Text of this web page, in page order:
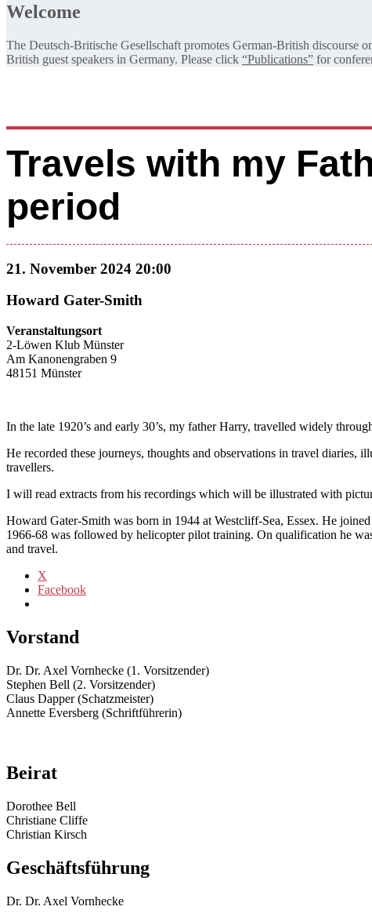
Welcome
The Deutsch-Britische Gesellschaft promotes German-British discourse
British guest speakers in Germany. Please click “Publications” for
Travels with my
period
21. November 2024 20:00
Howard Gater-Smith
Veranstaltungsort
2-Löwen Klub Münster
Am Kanonengraben 9
48151 Münster
In the late 1920’s and early 30’s, my father Harry, travelled widely
He recorded these journeys, thoughts and observations in travel diaries,
travellers.
I will read extracts from his recordings which will be illustrated with
Howard Gater-Smith was born in 1944 at Westcliff-Sea, Essex. He
1966-68 was followed by helicopter pilot training. On qualification he
and travel.
X
Facebook
Vorstand
Dr. Dr. Axel Vornhecke (1. Vorsitzender)
Stephen Bell (2. Vorsitzender)
Claus Dapper (Schatzmeister)
Annette Eversberg (Schriftführerin)
Beirat
Dorothee Bell
Christiane Cliffe
Christian Kirsch
Geschäftsführung
Dr. Dr. Axel Vornhecke